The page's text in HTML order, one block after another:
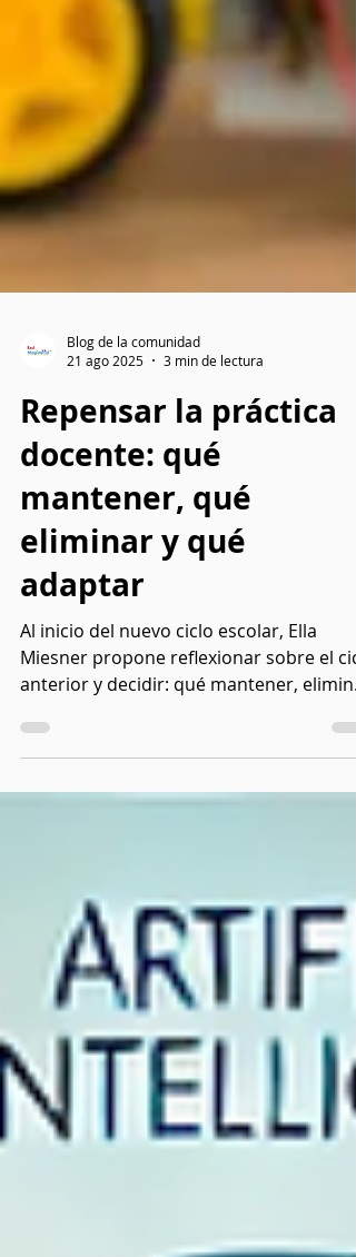
3 min de lectura
Repensar la práctica
docente: qué
mantener, qué
eliminar y qué
adaptar
Al inicio del nuevo ciclo escolar, Ella
Miesner propone reflexionar sobre el
anterior y decidir: qué mantener,